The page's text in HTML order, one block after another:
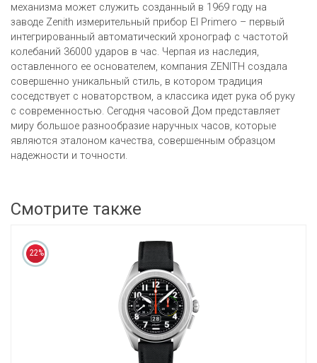
механизма может служить созданный в 1969 году на
заводе Zenith измерительный прибор El Primero – первый
интегрированный автоматический хронограф с частотой
колебаний 36000 ударов в час. Черпая из наследия,
оставленного ее основателем, компания ZENITH создала
совершенно уникальный стиль, в котором традиция
соседствует с новаторством, а классика идет рука об руку
с современностью. Сегодня часовой Дом представляет
миру большое разнообразие наручных часов, которые
являются эталоном качества, совершенным образцом
надежности и точности.
Смотрите также
22%